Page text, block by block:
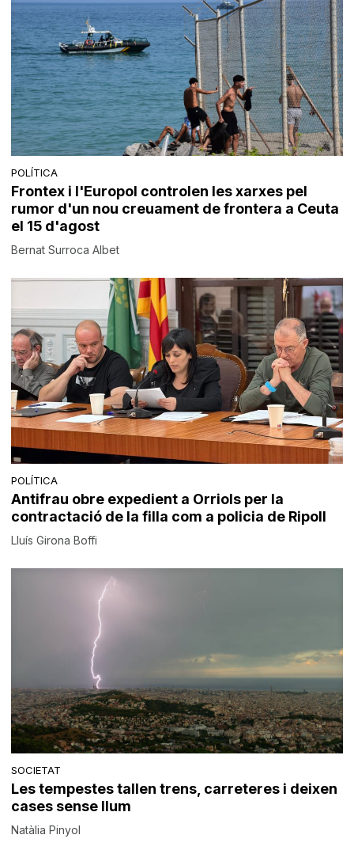
POLÍTICA
Frontex i l'Europol controlen les xarxes pel
rumor d'un nou creuament de frontera a Ceuta
el 15 d'agost
Bernat Surroca Albet
POLÍTICA
Antifrau obre expedient a Orriols per la
contractació de la filla com a policia de Ripoll
Lluís Girona Boffi
SOCIETAT
Les tempestes tallen trens, carreteres i deixen
cases sense llum
Natàlia Pinyol